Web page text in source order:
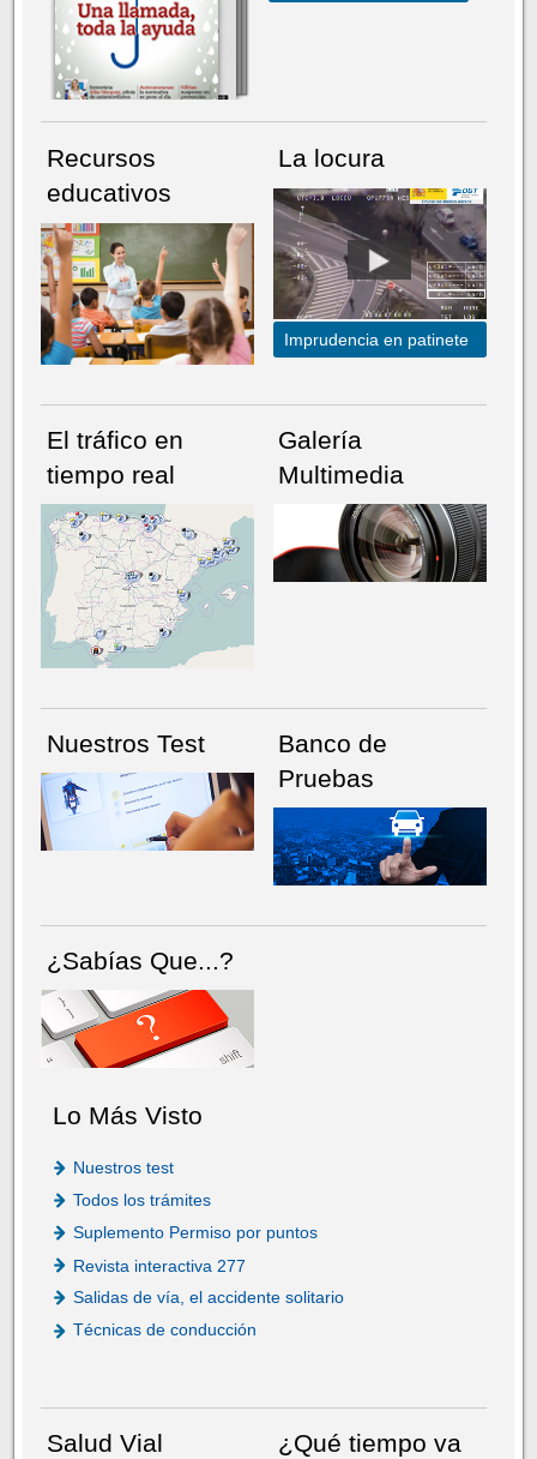
NÚMERO ACTUALHEMEROTECA
Recursos
educativos
La locura
Imprudencia en patinete
El tráfico en
tiempo real
Galería
Multimedia
Nuestros Test
Banco de
Pruebas
¿Sabías Que...?
Lo Más Visto
Nuestros test
Todos los trámites
Suplemento Permiso por puntos
Revista interactiva 277
Salidas de vía, el accidente solitario
Técnicas de conducción
Salud Vial
¿Qué tiempo va